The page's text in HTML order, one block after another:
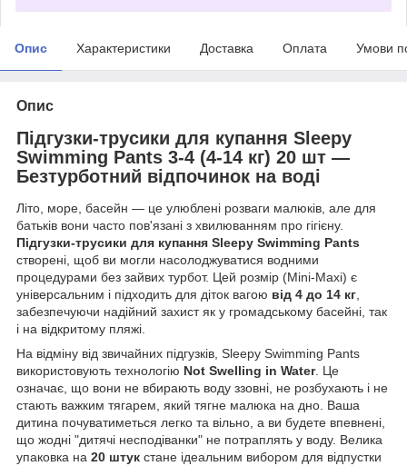
Опис Характеристики Доставка Оплата Умови
Опис
Підгузки-трусики для купання Sleepy
Swimming Pants 3-4 (4-14 кг) 20 шт —
Безтурботний відпочинок на воді
Літо, море, басейн — це улюблені розваги малюків, але для
батьків вони часто пов'язані з хвилюванням про гігієну.
Підгузки-трусики для купання Sleepy Swimming Pants
створені, щоб ви могли насолоджуватися водними
процедурами без зайвих турбот. Цей розмір (Mini-Maxi) є
універсальним і підходить для діток вагою від 4 до 14 кг,
забезпечуючи надійний захист як у громадському басейні, так
і на відкритому пляжі.
На відміну від звичайних підгузків, Sleepy Swimming Pants
використовують технологію Not Swelling in Water. Це
означає, що вони не вбирають воду ззовні, не розбухають і не
стають важким тягарем, який тягне малюка на дно. Ваша
дитина почуватиметься легко та вільно, а ви будете впевнені,
що жодні "дитячі несподіванки" не потраплять у воду. Велика
упаковка на 20 штук стане ідеальним вибором для відпустки